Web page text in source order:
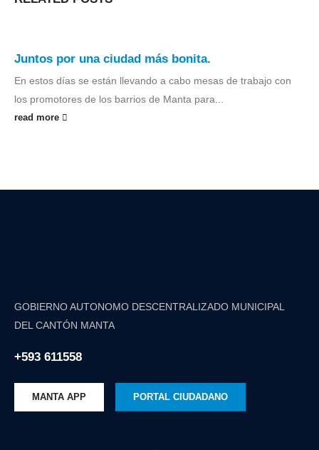
Juntos por una ciudad más bonita.
En estos días se están llevando a cabo mesas de trabajo con
los promotores de los barrios de Manta para...
read more
GOBIERNO AUTONOMO DESCENTRALIZADO MUNICIPAL
DEL CANTÓN MANTA
+593 611558
MANTA APP PORTAL CIUDADANO